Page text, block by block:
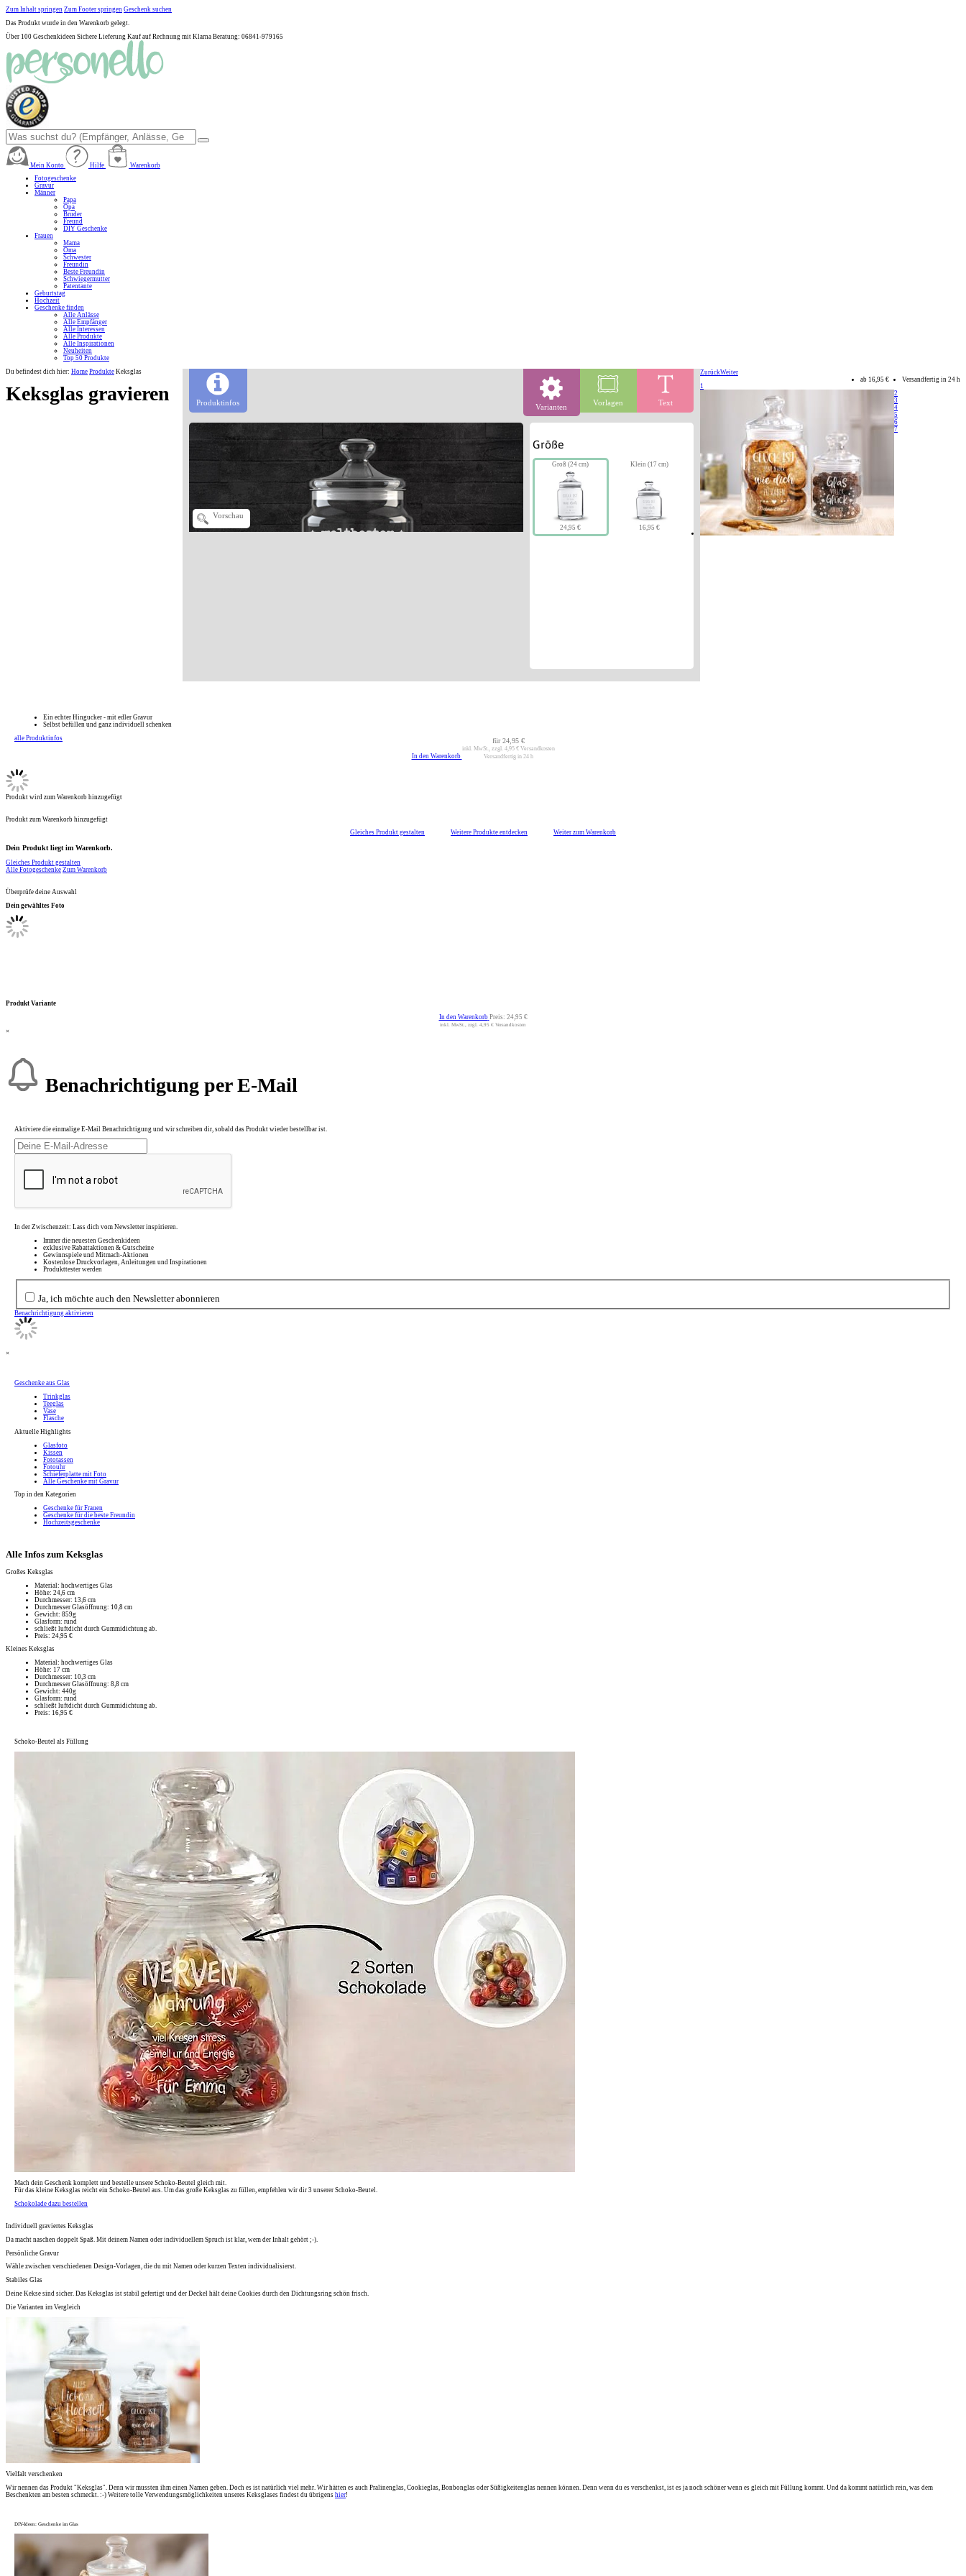
Zum Inhalt springen Zum Footer springen Geschenk suchen
Das Produkt wurde in den Warenkorb gelegt.
Über 100 Geschenkideen Sichere Lieferung Kauf auf Rechnung mit Klarna Beratung: 06841-979165
Mein Konto Hilfe
Warenkorb
Fotogeschenke
Gravur
Männer
Papa
Opa
Bruder
Freund
DIY Geschenke
Frauen
Mama
Oma
Schwester
Freundin
Beste Freundin
Schwiegermutter
Patentante
Geburtstag
Hochzeit
Geschenke finden
Alle Anlässe
Alle Empfänger
Alle Interessen
Alle Produkte
Alle Inspirationen
Neuheiten
Top 50 Produkte
Du befindest dich hier: Home Produkte Keksglas
Keksglas gravieren
ab 16,95 € Versandfertig in 24 h
Produktinfos Varianten Vorlagen Text
Vorschau
Größe
Groß (24 cm)
24,95 €
Klein (17 cm)
16,95 €
ZurückWeiter
1
2
3
4
5
6
7
Ein echter Hingucker - mit edler Gravur
Selbst befüllen und ganz individuell schenken
alle Produktinfos
In den Warenkorb
für24,95 €
inkl. MwSt., zzgl. 4,95 €Versandkosten
Versandfertig in 24 h
Produkt wird zum Warenkorb hinzugefügt
Produkt zum Warenkorb hinzugefügt
Gleiches Produkt gestalten
Weitere Produkte entdecken Weiter zum Warenkorb
Dein Produkt liegt im Warenkorb.
Gleiches Produkt gestalten
Alle Fotogeschenke Zum Warenkorb
Überprüfe deine Auswahl
Dein gewähltes Foto
Produkt Variante
In den Warenkorb Preis: 24,95 €
inkl. MwSt., zzgl. 4,95 € Versandkosten
×
Benachrichtigung per E-Mail
Aktiviere die einmalige E-Mail Benachrichtigung und wir schreiben dir, sobald das Produkt wieder bestellbar ist.
In der Zwischenzeit: Lass dich vom Newsletter inspirieren.
Immer die neuesten Geschenkideen
exklusive Rabattaktionen & Gutscheine
Gewinnspiele und Mitmach-Aktionen
Kostenlose Druckvorlagen, Anleitungen und Inspirationen
Produkttester werden
Ja, ich möchte auch den Newsletter abonnieren
Benachrichtigung aktivieren
×
Geschenke aus Glas
Trinkglas
Teeglas
Vase
Flasche
Aktuelle Highlights
Glasfoto
Kissen
Fototassen
Fotouhr
Schieferplatte mit Foto
Alle Geschenke mit Gravur
Top in den Kategorien
Geschenke für Frauen
Geschenke für die beste Freundin
Hochzeitsgeschenke
Alle Infos zum Keksglas
Großes Keksglas
Material: hochwertiges Glas
Höhe: 24,6 cm
Durchmesser: 13,6 cm
Durchmesser Glasöffnung: 10,8 cm
Gewicht: 859g
Glasform: rund
schließt luftdicht durch Gummidichtung ab.
Preis: 24,95 €
Kleines Keksglas
Material: hochwertiges Glas
Höhe: 17 cm
Durchmesser: 10,3 cm
Durchmesser Glasöffnung: 8,8 cm
Gewicht: 440g
Glasform: rund
schließt luftdicht durch Gummidichtung ab.
Preis: 16,95 €
Schoko-Beutel als Füllung
Mach dein Geschenk komplett und bestelle unsere Schoko-Beutel gleich mit.
Für das kleine Keksglas reicht ein Schoko-Beutel aus. Um das große Keksglas zu füllen, empfehlen wir dir 3 unserer Schoko-Beutel.
Schokolade dazu bestellen
Individuell graviertes Keksglas
Da macht naschen doppelt Spaß. Mit deinem Namen oder individuellem Spruch ist klar, wem der Inhalt gehört ;-).
Persönliche Gravur
Wähle zwischen verschiedenen Design-Vorlagen, die du mit Namen oder kurzen Texten individualisierst.
Stabiles Glas
Deine Kekse sind sicher. Das Keksglas ist stabil gefertigt und der Deckel hält deine Cookies durch den Dichtungsring schön frisch.
Die Varianten im Vergleich
Vielfalt verschenken
Wir nennen das Produkt "Keksglas". Denn wir mussten ihm einen Namen geben. Doch es ist natürlich viel mehr. Wir hätten es auch Pralinenglas, Cookieglas, Bonbonglas oder Süßigkeitenglas nennen können. Denn wenn du es verschenkst, ist es ja noch schöner wenn es gleich mit Füllung kommt. Und da kommt natürlich rein, was dem
Beschenkten am besten schmeckt. :-) Weitere tolle Verwendungsmöglichkeiten unseres Keksglases findest du übrigens hier!
DIY-Ideen: Geschenke im Glas